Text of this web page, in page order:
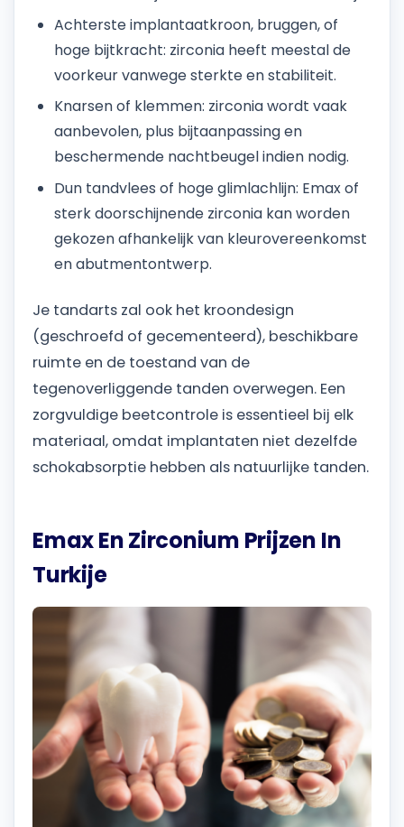
Achterste implantaatkroon, bruggen, of
hoge bijtkracht: zirconia heeft meestal de
voorkeur vanwege sterkte en stabiliteit.
Knarsen of klemmen: zirconia wordt vaak
aanbevolen, plus bijtaanpassing en
beschermende nachtbeugel indien nodig.
Dun tandvlees of hoge glimlachlijn: Emax of
sterk doorschijnende zirconia kan worden
gekozen afhankelijk van kleurovereenkomst
en abutmentontwerp.
Je tandarts zal ook het kroondesign
(geschroefd of gecementeerd), beschikbare
ruimte en de toestand van de
tegenoverliggende tanden overwegen. Een
zorgvuldige beetcontrole is essentieel bij elk
materiaal, omdat implantaten niet dezelfde
schokabsorptie hebben als natuurlijke tanden.
Emax En Zirconium Prijzen In
Turkije